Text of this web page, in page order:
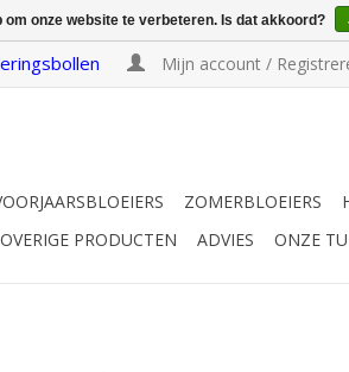
Mijn account /
ZOMERBLOEIERS
OVERIGE PRODUCTEN ADVIES ONZE
om onze website te verbeteren. Is dat akkoord?